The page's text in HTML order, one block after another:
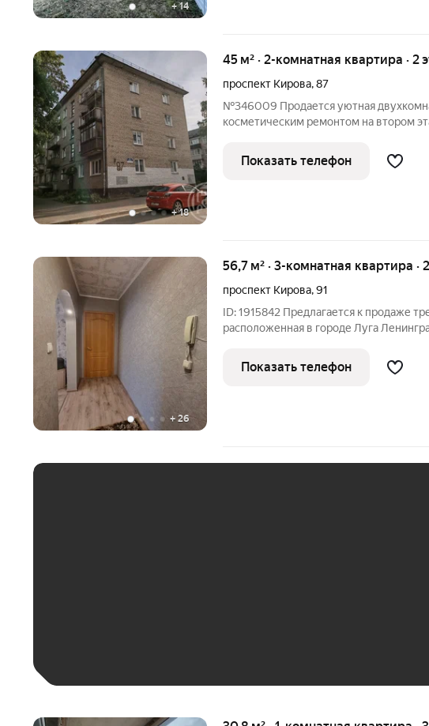
+14
+18
45 м² · 2-комнатная квартира · 2
проспект Кирова,87
№346009 Продается уютная
косметическим ремонтом на втором
пространство. Из окон открывается
детская площадка. В
Показать телефон
+26
56,7 м² · 3-комнатная квартира ·
проспект Кирова,91
ID: 1915842 Предлагается к продаже
расположенная в городе Луга
части города, что обеспечивает
городской
Показать телефон